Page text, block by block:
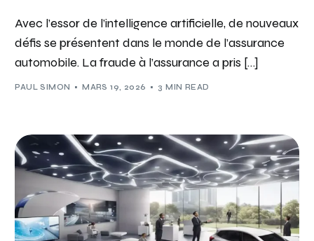
Avec l’essor de l’intelligence artificielle, de nouveaux
défis se présentent dans le monde de l’assurance
automobile. La fraude à l’assurance a pris […]
PAUL SIMON MARS 19, 2026 3 MIN READ